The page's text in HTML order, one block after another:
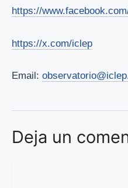
https://
https://x.com/iclep
Email:
Deja un